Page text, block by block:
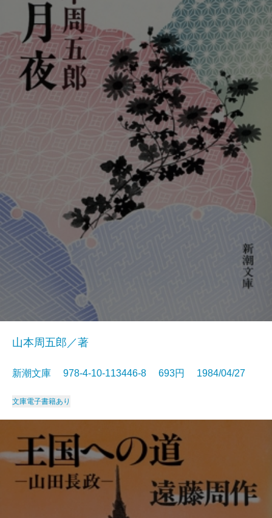
山本周五郎／著
新潮文庫 978-4-10-113446-8 693円 1984/04/27
文庫電子書籍あり